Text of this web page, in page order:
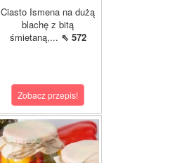
Ciasto Ismena na dużą
blachę z bitą
śmietaną,... ⇖ 572
Zobacz przepis!